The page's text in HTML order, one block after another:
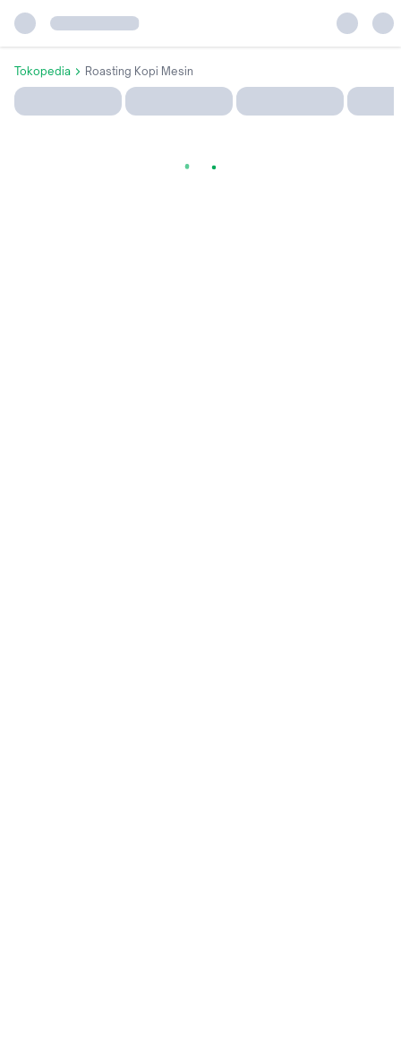
Tokopedia Roasting Kopi Mesin